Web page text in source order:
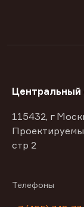
Центральный
115432, г
стр 2
Телефоны